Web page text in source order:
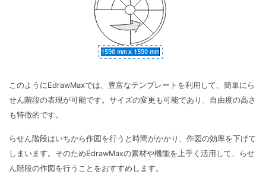
このようにEdrawMaxでは、豊富なテンプレートを利用して、簡単にら
せん階段の表現が可能です。サイズの変更も可能であり、自由度の高さ
も特徴的です。
らせん階段はいちから作図を行うと時間がかかり、作図の効率を下げて
しまいます。そのためEdrawMaxの素材や機能を上手く活用して、らせ
ん階段の作図を行うことをおすすめします。